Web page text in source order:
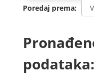
Poredaj prema